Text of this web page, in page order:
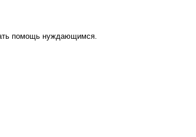
помощь нуждающимся.